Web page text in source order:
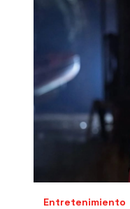
Entretenimiento